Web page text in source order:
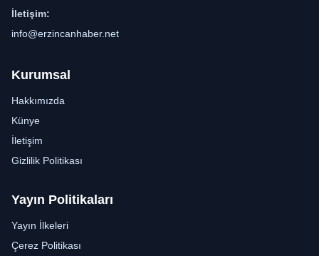
İletişim:
info@erzincanhaber.net
Kurumsal
Hakkımızda
Künye
İletişim
Gizlilik Politikası
Yayın Politikaları
Yayın İlkeleri
Çerez Politikası